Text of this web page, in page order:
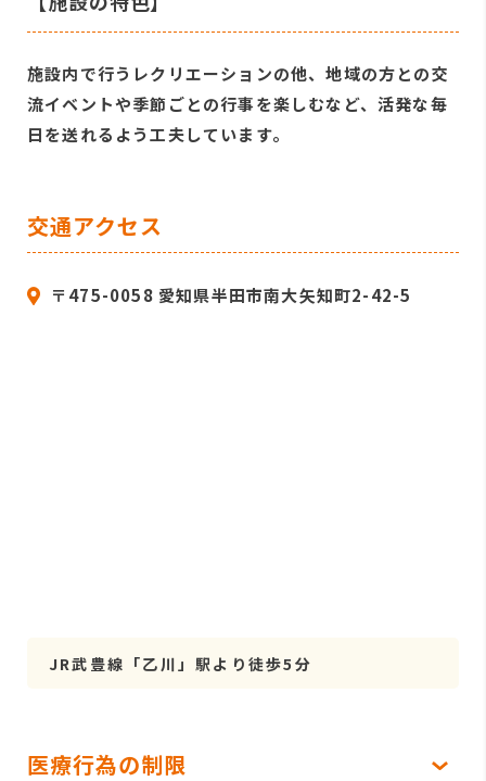
施設内で行うレクリエーションの他、地域の方との交
流イベントや季節ごとの行事を楽しむなど、活発な毎
日を送れるよう工夫しています。
交通アクセス
〒475-0058 愛知県半田市南大矢知町2-42-5
JR武豊線「乙川」駅より徒歩5分
医療行為の制限